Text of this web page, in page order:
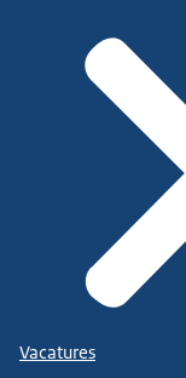
Vacatures